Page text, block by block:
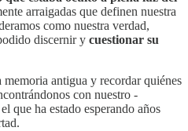
arraigadas que definen nuestra
como nuestra verdad,
discernir y cuestionar su
antigua y recordar quiénes
con nuestro -
que ha estado esperando años